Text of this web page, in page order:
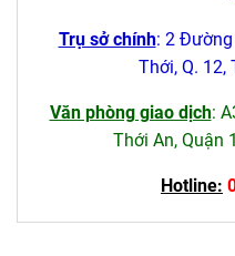
Trụ sở chính: 2 Đường
Thới, Q. 12,
Văn phòng giao dịch:
Thới An, Quận
Hotline: